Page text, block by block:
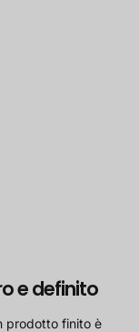
e definito
prodotto finito è